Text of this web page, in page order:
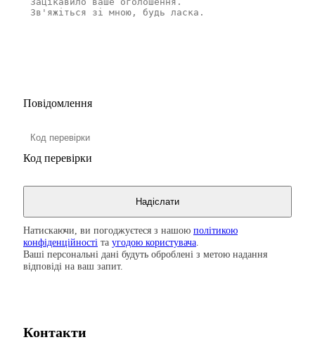
Повідомлення
Код перевірки
Натискаючи, ви погоджуєтеся з нашою політикою
конфіденційності та угодою користувача
Ваші персональні дані будуть оброблені з метою надання
відповіді на ваш запит.
Контакти